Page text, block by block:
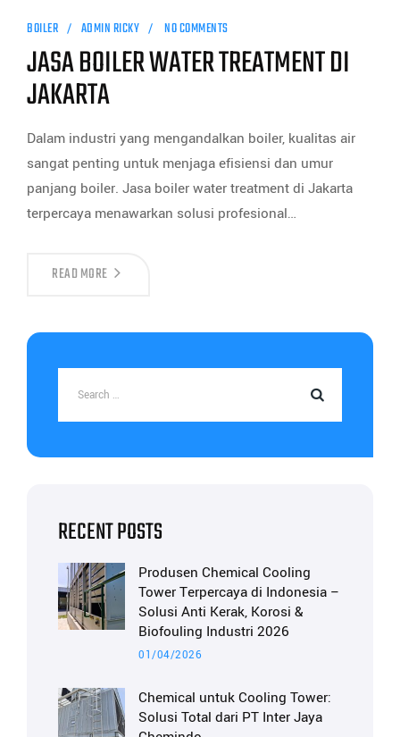
BOILER ADMIN RICKY NO COMMENTS
JASA BOILER WATER TREATMENT DI
JAKARTA
Dalam industri yang mengandalkan boiler, kualitas air
sangat penting untuk menjaga efisiensi dan umur
panjang boiler. Jasa boiler water treatment di Jakarta
terpercaya menawarkan solusi profesional…
READ MORE
RECENT POSTS
Produsen Chemical Cooling
Tower Terpercaya di Indonesia –
Solusi Anti Kerak, Korosi &
Biofouling Industri 2026
01/04/2026
Chemical untuk Cooling Tower:
Solusi Total dari PT Inter Jaya